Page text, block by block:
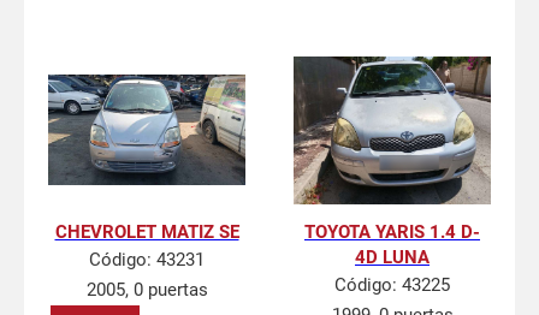
CHEVROLET MATIZ SE
Código: 43231
2005, 0 puertas
TOYOTA YARIS 1.4 D-
4D LUNA
Código: 43225